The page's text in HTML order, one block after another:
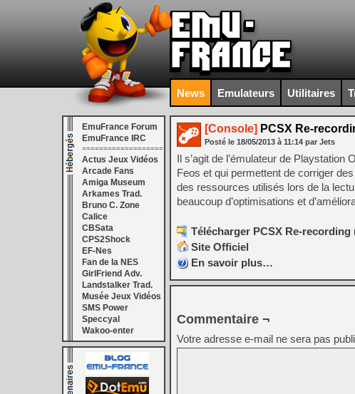
News Emulateurs Utilitaires
EmuFrance Forum
EmuFrance IRC
===================
Actus Jeux Vidéos
Arcade Fans
Amiga Museum
Arkames Trad.
Bruno C. Zone
Calice
CBSata
CPS2Shock
EF-Nes
Fan de la NES
GirlFriend Adv.
Landstalker Trad.
Musée Jeux Vidéos
SMS Power
Speccyal
Wakoo-enter
[Console] PCSX Re-
Posté le 18/05/2013 à 11:14 par Jets
Il s’agit de l’émulateur de
Feos et qui permettent de corriger
des ressources utilisés lors de la
beaucoup d’optimisations et
Télécharger PCSX Re-recording
Site Officiel
En savoir plus…
Commentaire ¬
Votre adresse e-mail ne sera pas